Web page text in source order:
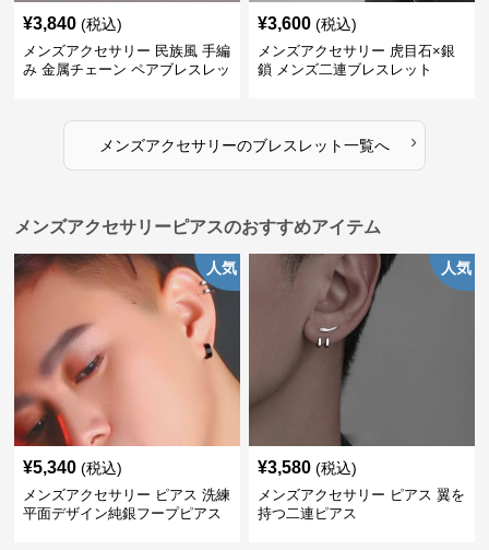
¥3,840 (税込)
メンズアクセサリー 民族風 手編
み 金属チェーン ペアブレスレッ
¥3,600 (税込)
メンズアクセサリー 虎目石×銀
鎖 メンズ二連ブレスレット
メンズアクセサリーのブレスレット一覧へ ›
メンズアクセサリーピアスのおすすめアイテム
人気
¥5,340 (税込)
メンズアクセサリー ピアス 洗練
平面デザイン純銀フープピアス
人気
¥3,580 (税込)
メンズアクセサリー ピアス 翼を
持つ二連ピアス